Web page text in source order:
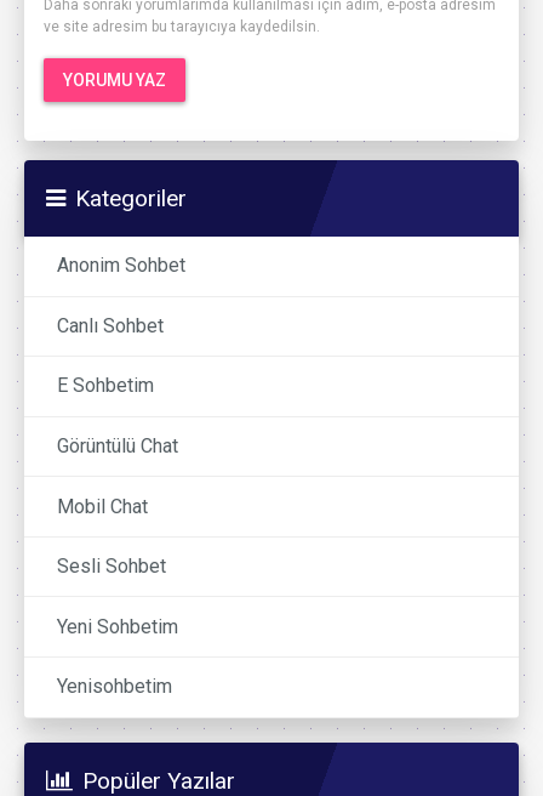
Daha sonraki yorumlarımda kullanılması için adım, e-posta adresim
ve site adresim bu tarayıcıya kaydedilsin.
Kategoriler
Anonim Sohbet
Canlı Sohbet
E Sohbetim
Görüntülü Chat
Mobil Chat
Sesli Sohbet
Yeni Sohbetim
Yenisohbetim
Popüler Yazılar